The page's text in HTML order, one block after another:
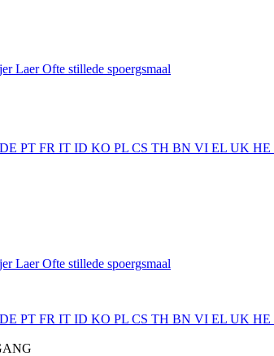
LaerOfte stillede spoergsmaal
DE PT FR IT ID KO PL CS TH BN VI EL UK HE
LaerOfte stillede spoergsmaal
DE PT FR IT ID KO PL CS TH BN VI EL UK HE